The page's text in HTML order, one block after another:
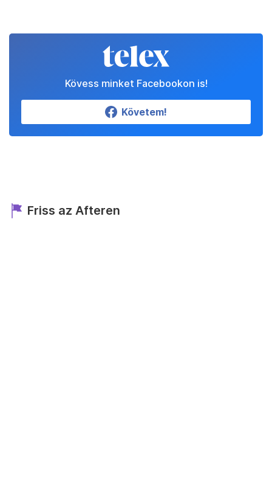
Kövess minket Facebookon is!
Követem!
Friss az Afteren